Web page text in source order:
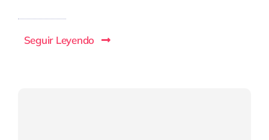
Seguir Leyendo